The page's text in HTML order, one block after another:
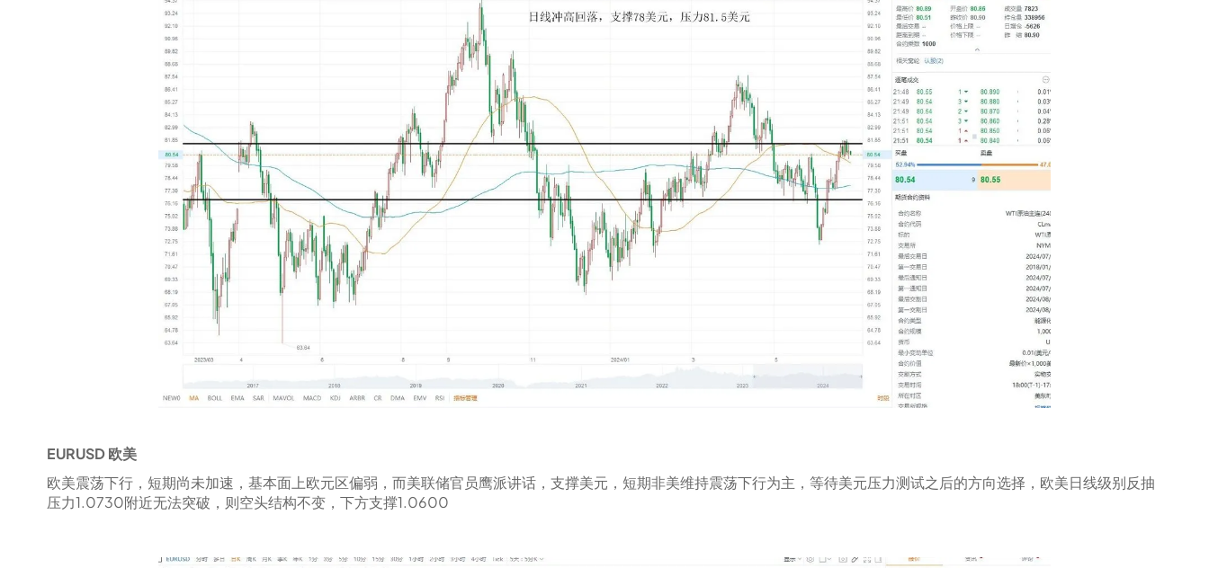
EURUSD 欧美
欧美震荡下行，短期尚未加速，基本面上欧元区偏弱，而美联储官员鹰派讲话，支撑美元，短期非美维持震荡下行为主，等待美元压力测试之后的方向选择，欧美日线级别反抽
压力1.0730附近无法突破，则空头结构不变，下方支撑1.0600